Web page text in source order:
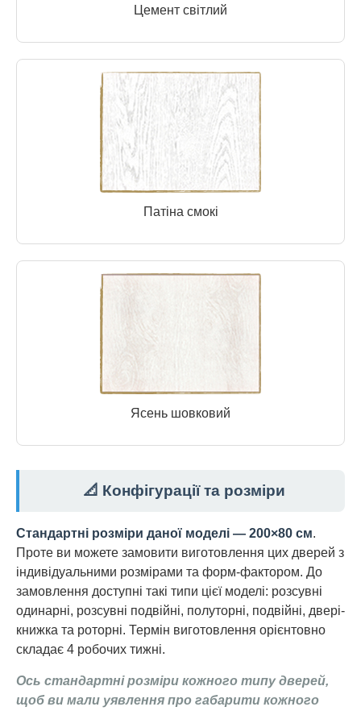
Цемент світлий
Патіна смокі
Ясень шовковий
📐 Конфігурації та розміри
Стандартні розміри даної моделі — 200×80 см.
Проте ви можете замовити виготовлення цих дверей з
індивідуальними розмірами та форм-фактором. До
замовлення доступні такі типи цієї моделі: розсувні
одинарні, розсувні подвійні, полуторні, подвійні, двері-
книжка та роторні. Термін виготовлення орієнтовно
складає 4 робочих тижні.
Ось стандартні розміри кожного типу дверей,
щоб ви мали уявлення про габарити кожного